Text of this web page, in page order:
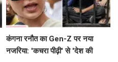
कंगना रनौत का Gen-Z पर नया
नजरिया: 'कचरा पीढ़ी' से 'देश की